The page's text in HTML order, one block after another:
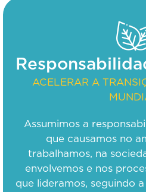
ACELERAR A
Assumimos a
que causamos no
trabalhamos, na
envolvemos e nos
que lideramos, seguindo